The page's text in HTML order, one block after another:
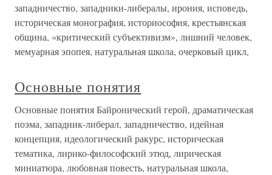
западничество, западники-либералы, ирония, исповедь,
историческая монография, историософия, крестьянская
община, «критический субъективизм», лишний человек,
мемуарная эпопея, натуральная школа, очерковый цикл,
Основные понятия
Основные понятия Байронический герой, драматическая
поэма, западник-либерал, западничество, идейная
концепция, идеологический ракурс, историческая
тематика, лирико-философский этюд, лирическая
миниатюра, любовная повесть, натуральная школа,